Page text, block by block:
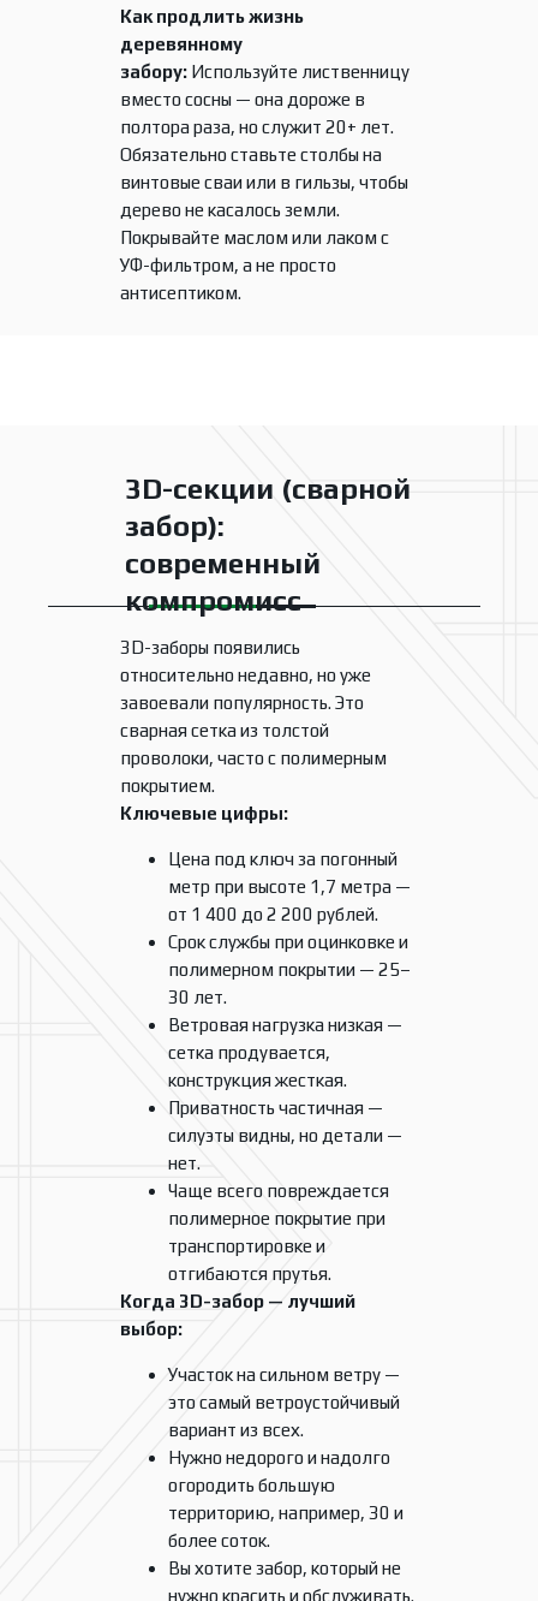
Как продлить жизнь
деревянному
забору: Используйте лиственницу
вместо сосны — она дороже в
полтора раза, но служит 20+ лет.
Обязательно ставьте столбы на
винтовые сваи или в гильзы, чтобы
дерево не касалось земли.
Покрывайте маслом или лаком с
УФ-фильтром, а не просто
антисептиком.
3D-заборы появились
относительно недавно, но уже
завоевали популярность. Это
сварная сетка из толстой
проволоки, часто с полимерным
покрытием.
Ключевые цифры:
Цена под ключ за погонный
метр при высоте 1,7 метра —
от 1 400 до 2 200 рублей.
Срок службы при оцинковке и
полимерном покрытии — 25–
30 лет.
Ветровая нагрузка низкая —
сетка продувается,
конструкция жесткая.
Приватность частичная —
силуэты видны, но детали —
нет.
Чаще всего повреждается
полимерное покрытие при
транспортировке и
отгибаются прутья.
Когда 3D-забор — лучший
выбор:
Участок на сильном ветру —
это самый ветроустойчивый
вариант из всех.
Нужно недорого и надолго
огородить большую
территорию, например, 30 и
более соток.
Вы хотите забор, который не
нужно красить и обслуживать.
3D-секции (сварной
забор):
современный
компромисс